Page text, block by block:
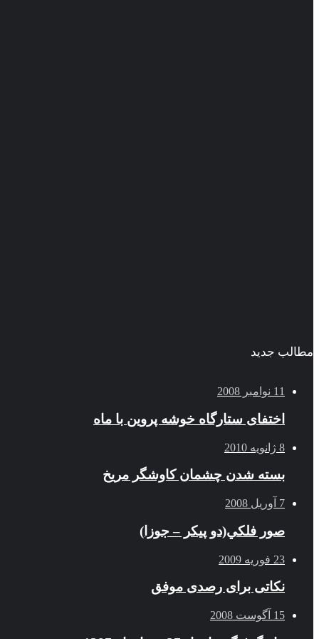
مطالب جدید
11 نوامبر 2008
اختفای ستارگاه خوشه پروین با ماه
8 ژانویه 2010
بسته شدن چشمان کاوشگر مريخ
7 آوریل 2008
صور فلكي(دو پیکر – جوزا)
23 فوریه 2009
نکاتی برای رصدی موفق
15 آگوست 2008